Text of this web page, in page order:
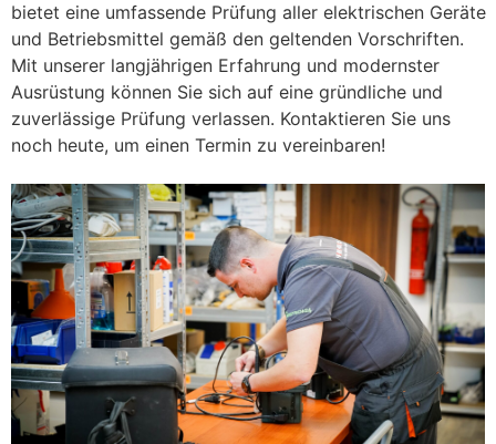
bietet eine umfassende Prüfung aller elektrischen Geräte
und Betriebsmittel gemäß den geltenden Vorschriften.
Mit unserer langjährigen Erfahrung und modernster
Ausrüstung können Sie sich auf eine gründliche und
zuverlässige Prüfung verlassen. Kontaktieren Sie uns
noch heute, um einen Termin zu vereinbaren!